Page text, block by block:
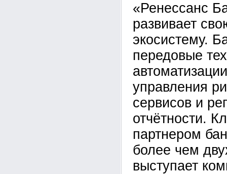
«Ренессанс
развивает
экосистему.
передовые
управления
сервисов и
отчётности.
партнером
более чем
выступает